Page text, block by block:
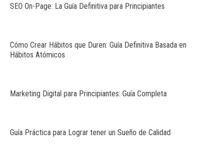
SEO On-Page: La Guía Definitiva para Principiantes
Cómo Crear Hábitos que Duren: Guía Definitiva Basada en
Hábitos Atómicos
Marketing Digital para Principiantes: Guía Completa
Guía Práctica para Lograr tener un Sueño de Calidad